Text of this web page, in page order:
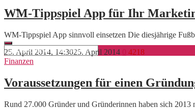
Geschäftskonto eröffnen
WM-Tippspiel App für Ihr
WM-Tippspiel App sinnvoll einsetzen Die diesjährige
25. April 2014, 14:3025. April 2014
4218
Finanzen
Voraussetzungen für einen
Rund 27.000 Gründer und Gründerinnen haben sich 2013